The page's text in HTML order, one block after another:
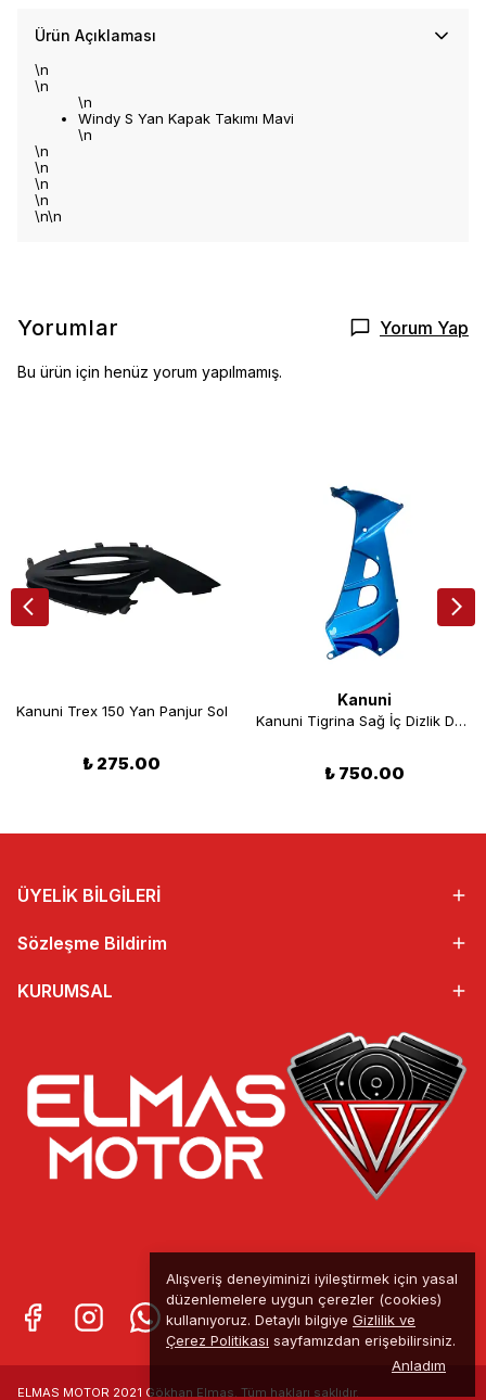
Alışveriş deneyiminizi iyileştirmek için yasal
düzenlemelere uygun çerezler (cookies)
kullanıyoruz. Detaylı bilgiye Gizlilik ve
Çerez Politikası sayfamızdan erişebilirsiniz.
Anladım
Ürün Açıklaması
\n
\n
\n
Windy S Yan Kapak Takımı Mavi
\n
\n
\n
\n
\n
\n\n
Yorumlar Yorum Yap
Bu ürün için henüz yorum yapılmamış.
Kanuni Trex 150 Yan Panjur Sol
₺ 275.00
Kanuni
Kanuni Tigrina Sağ İç Dizlik Deniz Mavisi Orjinal
₺ 750.00
ÜYELİK BİLGİLERİ
Sözleşme Bildirim
KURUMSAL
ELMAS MOTOR 2021 Gökhan Elmas. Tüm hakları saklıdır.